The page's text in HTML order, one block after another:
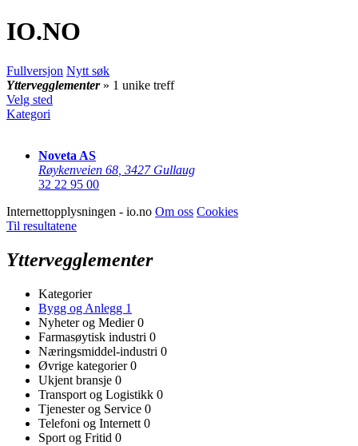
IO.NO
Fullversjon Nytt søk
Yttervegglementer » 1 unike treff
Velg sted
Kategori
Noveta AS
Røykenveien 68 3427 Gullaug
32 22 95 00
Internettopplysningen - io.no Om oss Cookies
Til resultatene
Yttervegglementer
Kategorier
Bygg og Anlegg 1
Nyheter og Medier0
Farmasøytisk industri 0
Næringsmiddel-industri 0
Øvrige kategorier0
Ukjent bransje 0
Transport og Logistikk 0
Tjenester og Service 0
Telefoni og Internett 0
Sport og Fritid 0